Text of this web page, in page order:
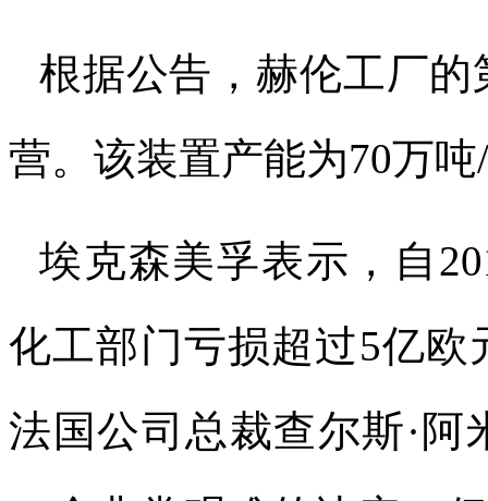
根据公告，赫伦工厂
营。该装置产能为70万吨/
埃克森美孚表示，自
化工部门亏损超过5亿欧
法国公司总裁查尔斯· 阿